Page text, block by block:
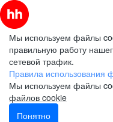
Мы используем файлы
правильную работу
сетевой трафик.
Правила использования
Мы используем файлы
файлов cookie
Понятно